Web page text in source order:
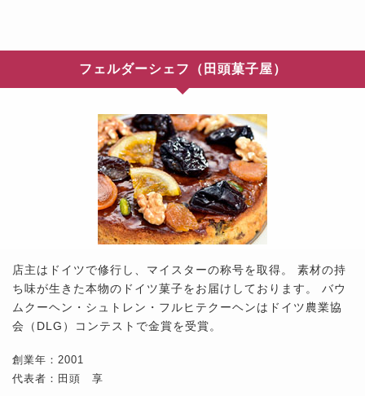
フェルダーシェフ（田頭菓子屋）
店主はドイツで修行し、マイスターの称号を取得。 素材の持
ち味が生きた本物のドイツ菓子をお届けしております。 バウ
ムクーヘン・シュトレン・フルヒテクーヘンはドイツ農業協
会（DLG）コンテストで金賞を受賞。
創業年：2001
代表者：田頭 享